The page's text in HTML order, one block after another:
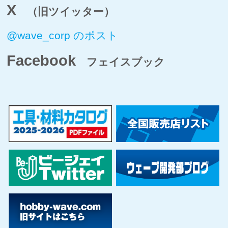
X （旧ツイッター）
@wave_corp のポスト
Facebook フェイスブック